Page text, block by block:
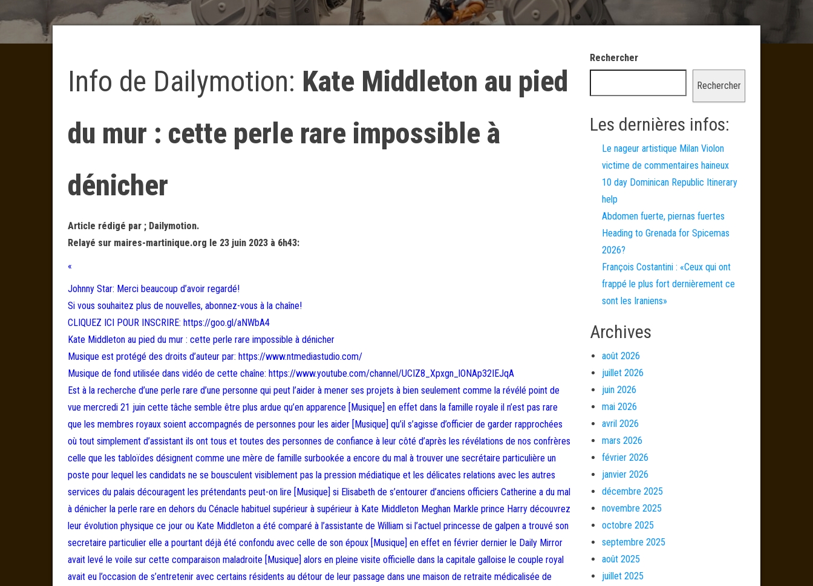
Info de Dailymotion: Kate Middleton au pied
du mur : cette perle rare impossible à
dénicher
Article rédigé par ; Dailymotion.
Relayé sur maires-martinique.org le 23 juin 2023 à 6h43:
«
Johnny Star: Merci beaucoup d’avoir regardé!
Si vous souhaitez plus de nouvelles, abonnez-vous à la chaîne!
CLIQUEZ ICI POUR INSCRIRE: https://goo.gl/aNWbA4
Kate Middleton au pied du mur : cette perle rare impossible à dénicher
Musique est protégé des droits d’auteur par: https://www.ntmediastudio.com/
Musique de fond utilisée dans vidéo de cette chaîne: https://www.youtube.com/channel/UCIZ8_Xpxgn_lONAp32IEJqA
Est à la recherche d’une perle rare d’une personne qui peut l’aider à mener ses projets à bien seulement comme la révélé point de
vue mercredi 21 juin cette tâche semble être plus ardue qu’en apparence [Musique] en effet dans la famille royale il n’est pas rare
que les membres royaux soient accompagnés de personnes pour les aider [Musique] qu’il s’agisse d’officier de garder rapprochées
où tout simplement d’assistant ils ont tous et toutes des personnes de confiance à leur côté d’après les révélations de nos confrères
celle que les tabloïdes désignent comme une mère de famille surbookée a encore du mal à trouver une secrétaire particulière un
poste pour lequel les candidats ne se bousculent visiblement pas la pression médiatique et les délicates relations avec les autres
services du palais découragent les prétendants peut-on lire [Musique] si Elisabeth de s’entourer d’anciens officiers Catherine a du mal
à dénicher la perle rare en dehors du Cénacle habituel supérieur à supérieur à Kate Middleton Meghan Markle prince Harry découvrez
leur évolution physique ce jour ou Kate Middleton a été comparé à l’assistante de William si l’actuel princesse de galpen a trouvé son
secretaire particulier elle a pourtant déjà été confondu avec celle de son époux [Musique] en effet en février dernier le Daily Mirror
avait levé le voile sur cette comparaison maladroite [Musique] alors en pleine visite officielle dans la capitale galloise le couple royal
avait eu l’occasion de s’entretenir avec certains résidents au détour de leur passage dans une maison de retraite médicalisée de
Rechercher
Rechercher
Les dernières infos:
Le nageur artistique Milan Violon
victime de commentaires haineux
10 day Dominican Republic Itinerary
help
Abdomen fuerte, piernas fuertes
Heading to Grenada for Spicemas
2026?
François Costantini : «Ceux qui ont
frappé le plus fort dernièrement ce
sont les Iraniens»
Archives
août 2026
juillet 2026
juin 2026
mai 2026
avril 2026
mars 2026
février 2026
janvier 2026
décembre 2025
novembre 2025
octobre 2025
septembre 2025
août 2025
juillet 2025